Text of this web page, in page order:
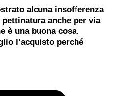
alcuna insofferenza
anche per via
è una buona cosa.
l’acquisto perché